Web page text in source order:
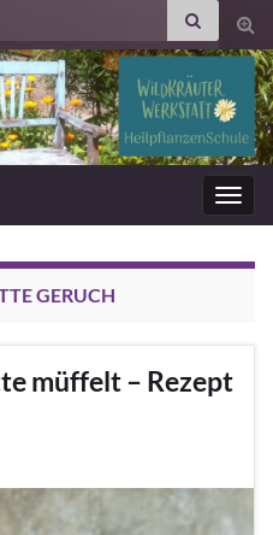
GERUCH
müffelt – Rezept